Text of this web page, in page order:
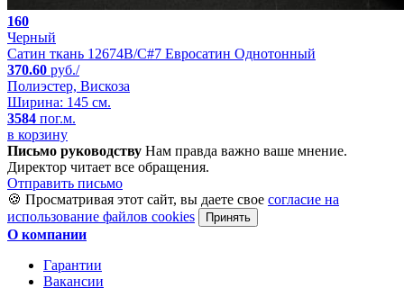
160
Черный
Сатин ткань 12674B/C#7 Евросатин Однотонный
370.60 руб./
Полиэстер, Вискоза
Ширина: 145 см.
3584 пог.м.
в корзину
Письмо руководству Нам правда важно ваше мнение.
Директор читает все обращения.
Отправить письмо
🍪 Просматривая этот сайт, вы даете свое согласие на
использование файлов cookies
Принять
О компании
Гарантии
Вакансии